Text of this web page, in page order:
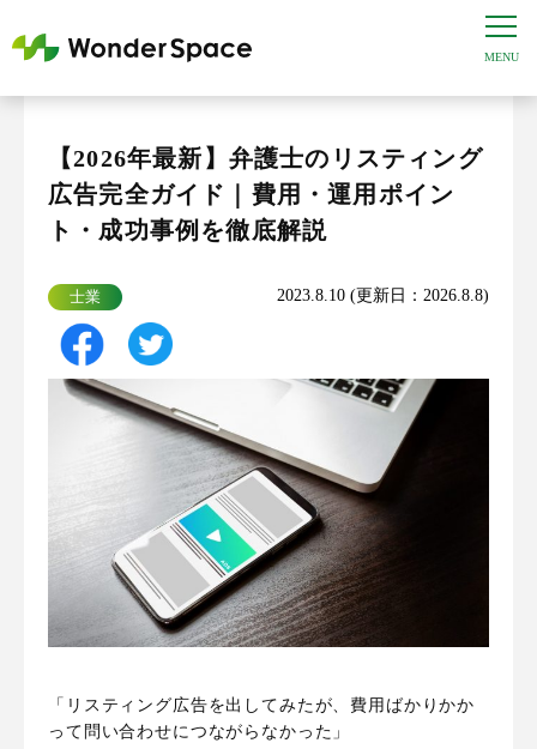
【2026年最新】弁護士のリスティング
広告完全ガイド｜費用・運用ポイン
ト・成功事例を徹底解説
士業 2023.8.10 (更新日：2026.8.8)
「リスティング広告を出してみたが、費用ばかりかか
って問い合わせにつながらなかった」